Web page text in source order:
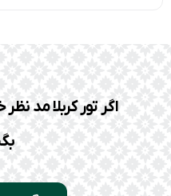
اگر تور کربلا مد